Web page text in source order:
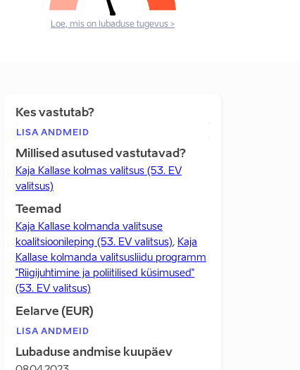
Loe, mis on lubaduse tugevus >
Kes vastutab?
LISA ANDMEID
Millised asutused vastutavad?
Kaja Kallase kolmas valitsus (53. EV
valitsus)
Teemad
Kaja Kallase kolmanda valitsuse
koalitsioonileping (53. EV valitsus), Kaja
Kallase kolmanda valitsusliidu programm
"Riigijuhtimine ja poliitilised küsimused"
(53. EV valitsus)
Eelarve (EUR)
LISA ANDMEID
Lubaduse andmise kuupäev